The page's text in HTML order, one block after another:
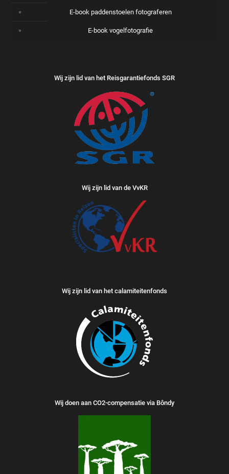
E-book paddenstoelen fotograferen
E-book vogelfotografie
Wij zijn lid van het Reisgarantiefonds SGR
Wij zijn lid van de VvKR
Wij zijn lid van het calamiteitenfonds
Wij doen aan CO2-compensatie via Bôndy